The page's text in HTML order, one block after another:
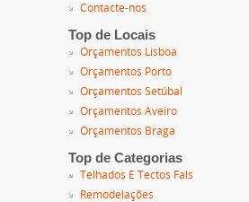
Contacte-nos
Top de Locais
Orçamentos Lisboa
Orçamentos Porto
Orçamentos Setúbal
Orçamentos Aveiro
Orçamentos Braga
Top de Categorias
Telhados E Tectos Fals
Remodelações